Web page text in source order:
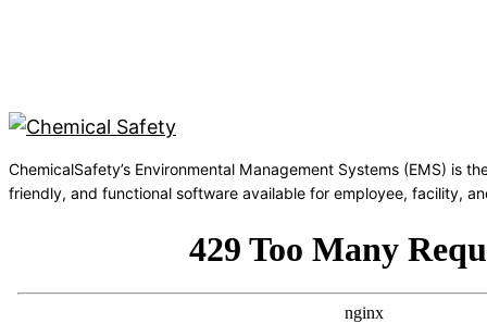
ChemicalSafety’s Environmental Management Systems (EMS) is
friendly, and functional software available for employee, facility,